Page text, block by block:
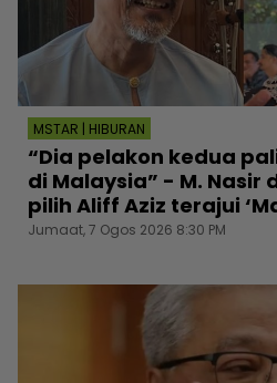
MSTAR | HIBURAN
“Dia pelakon kedua
di Malaysia” - M. Nasir
pilih Aliff Aziz terajui
Jumaat, 7 Ogos 2026 8:30 PM